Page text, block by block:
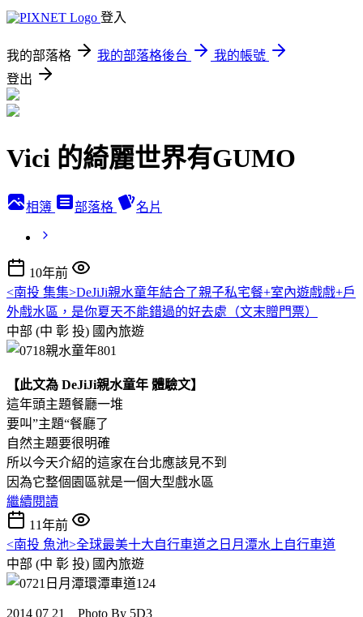
登入
我的部落格 我的部落格後台
我的帳號
登出
Vici 的綺麗世界有GUMO
相簿 部落格 名片
10年前
<南投 集集>DeJiJi親水童年結合了親子私宅餐+室內遊戲戲+戶
外戲水區，是你夏天不能錯過的好去處（文末贈門票）
中部 (中 彰 投) 國內旅遊
【此文為 DeJiJi親水童年 體驗文】
這年頭主題餐廳一堆
要叫”主題“餐廳了
自然主題要很明確
所以今天介紹的這家在台北應該見不到
因為它整個園區就是一個大型戲水區
繼續閱讀
11年前
<南投 魚池>全球最美十大自行車道之日月潭水上自行車道
中部 (中 彰 投) 國內旅遊
2014 07 21 Photo By 5D3